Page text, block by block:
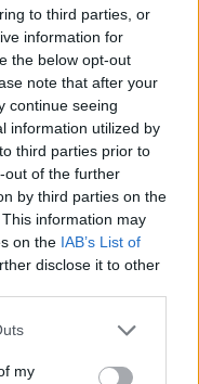
to third parties, or
information for
the below opt-out
note that after your
continue seeing
information utilized by
third parties prior to
out of the further
by third parties on the
information may
on the IAB’s List of
disclose it to other
one or more Google
You may click to
my
αλλαγής: Πάνω από
οι
του beach bar στην
Οι απαραίτητες
υγεία σας
Στην 7η θέση με
του από